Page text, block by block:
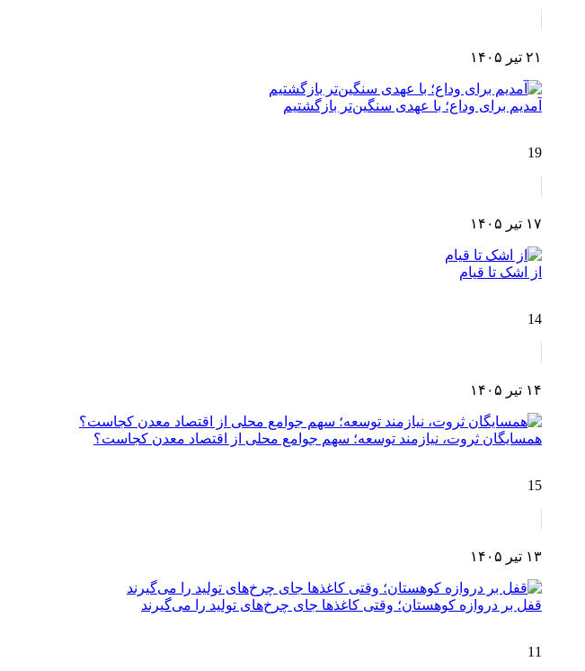
۲۱ تیر ۱۴۰۵
آمدیم برای وداع؛ با عهدی سنگین‌تر بازگشتیم
19
۱۷ تیر ۱۴۰۵
از اشک تا قیام
14
۱۴ تیر ۱۴۰۵
همسایگان ثروت، نیازمند توسعه؛ سهم جوامع محلی از اقتصاد معدن کجاست؟
15
۱۳ تیر ۱۴۰۵
قفل بر دروازه کوهستان؛ وقتی کاغذها جای چرخ‌های تولید را می‌گیرند
11